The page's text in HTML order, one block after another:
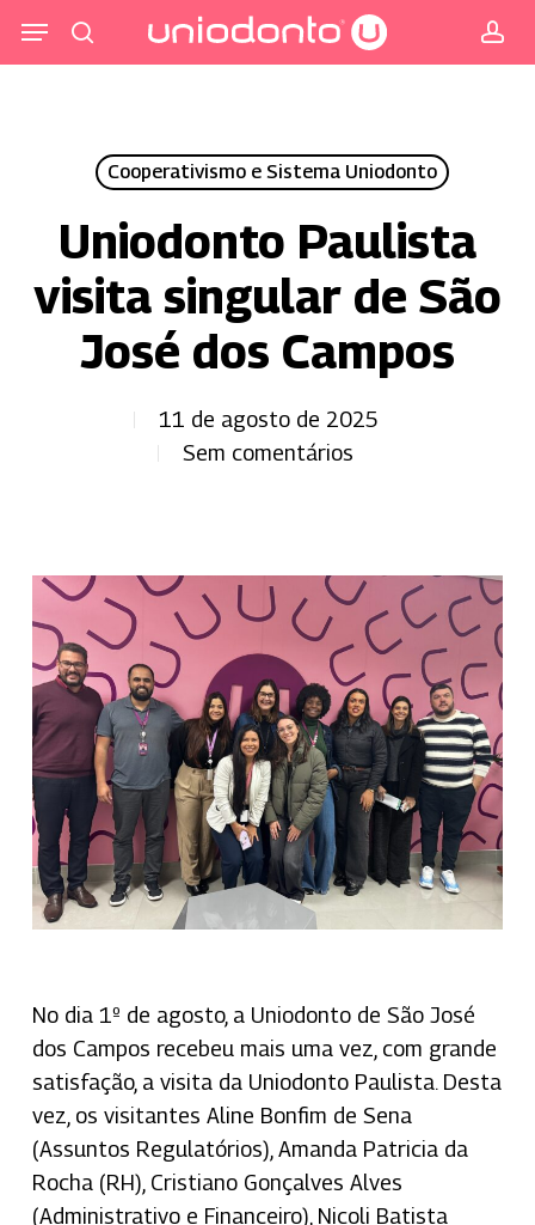
para
Menu
Cooperativismo e Sistema Uniodonto
Uniodonto Paulista
visita singular de São
José dos Campos
11 de agosto de 2025
Sem comentários
No dia 1º de agosto, a Uniodonto de São José
dos Campos recebeu mais uma vez, com grande
satisfação, a visita da Uniodonto Paulista. Desta
vez, os visitantes Aline Bonfim de Sena
(Assuntos Regulatórios), Amanda Patricia da
Rocha (RH), Cristiano Gonçalves Alves
(Administrativo e Financeiro), Nicoli Batista